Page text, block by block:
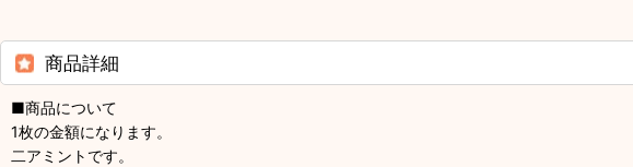
商品詳細
■商品について
1枚の金額になります。
二アミントです。